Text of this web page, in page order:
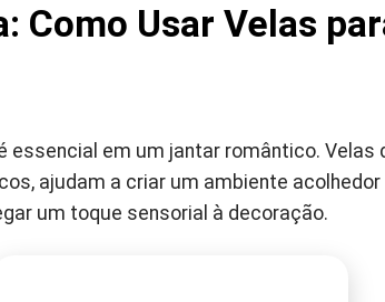
Como Usar Velas
essencial em um jantar romântico. Velas
ajudam a criar um ambiente
um toque sensorial à decoração.